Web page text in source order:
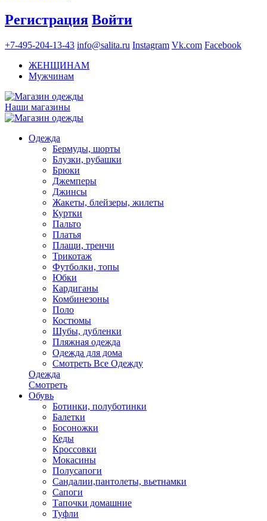
Регистрация Войти
+7-495-204-13-43 info@salita.ru Instagram Vk.com Facebook
ЖЕНЩИНАМ
Мужчинам
Наши магазины
Одежда
Бермуды, шорты
Блузки, рубашки
Брюки
Джемперы
Джинсы
Жакеты, блейзеры, жилеты
Куртки
Пальто
Платья
Плащи, тренчи
Трикотаж
Футболки, топы
Юбки
Кардиганы
Комбинезоны
Поло
Костюмы
Шубы, дубленки
Пляжная одежда
Одежда для дома
Смотреть Все Одежду
Одежда
Смотреть
Обувь
Ботинки, полуботинки
Балетки
Босоножки
Кеды
Кроссовки
Мокасины
Полусапоги
Сандалии,пантолеты, вьетнамки
Сапоги
Тапочки домашние
Туфли